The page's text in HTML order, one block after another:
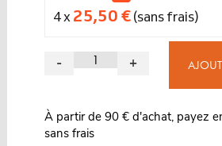
4 x 25,50 €(sans frais)
- +
À partir de 90 € d'achat, payez
sans frais